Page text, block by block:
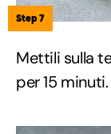
Step 7
Mettili sulla
per 15 minuti.